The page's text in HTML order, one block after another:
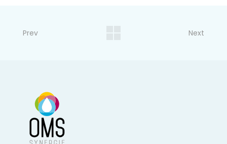
Prev Next